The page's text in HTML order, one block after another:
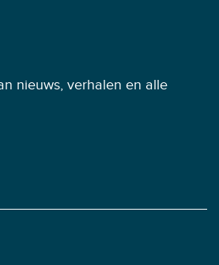
nieuws, verhalen en alle